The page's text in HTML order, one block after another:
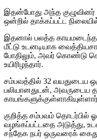
இதன்போது அந்த
ஒன்றில் தாக்கப்பட்ட
இதனால் பலத்த
மீட்டு உடனடியாக
போதிலும், அவர் கொண்டு
உயிரிழந்தார்.
சம்பவத்தில் 32 வயதுடைய
பலியானதுடன், அவருடைய
குறித்த சம்பவம் தொடர்பில்
வழங்கப்பட்டதை அடுத்து,
சந்தேக நபர் ஒருவரைக்